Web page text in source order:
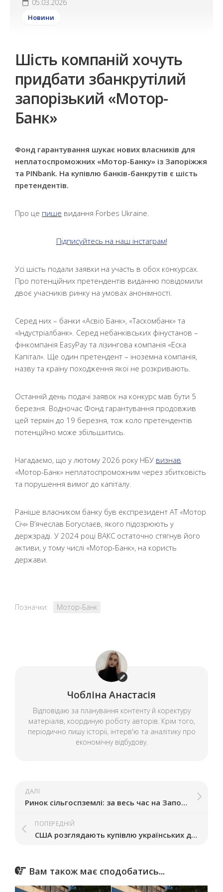
05.03.2026
Новини
Шість компаній хочуть
придбати збанкрутілий
запорізький «Мотор-
Банк»
Фонд гарантування шукає нових власників для
неплатоспроможних «Мотор-Банку» із Запоріжжя
та PINbank. На купівлю банків-банкрутів є шість
претендентів.
Про це пише видання Forbes Ukraine.
Підписуйтесь на наш інстаграм!
Усі шість подали заявки на участь в обох конкурсах.
Про потенційних претендентів виданню повідомили
двоє учасників ринку на умовах анонімності.
Серед них – банки «Асвіо Банк», «Таскомбанк» та
«Індустріалбанк». Серед небанківських фінустанов –
фінкомпанія EasyPay та лізингова компанія «Еска
Капітал». Ще один претендент – іноземна компанія,
назву та країну походження якої не розкривають.
Останній день подачі заявок на конкурс мав бути 5
березня. Водночас Фонд гарантування продовжив
цей термін до 19 березня, тож коло претендентів
потенційно може збільшитись.
Нагадаємо, що у лютому 2026 року НБУ визнав
«Мотор-Банк» неплатоспроможним через збитковість
та порушення вимог до капіталу.
Раніше власником банку був експрезидент АТ «Мотор
Січ» В’ячеслав Богуслаєв, якого підозрюють у
держзраді. У 2024 році ВАКС остаточно стягнув його
активи, у тому числі «Мотор-Банк», на користь
держави.
Позначки: Мотор-Банк
Чобліна Анастасія
Відповідаю за планування контенту й коректуру
матеріалів, координую роботу авторів. Крім того,
періодично пишу історії, інтерв'ю та аналітику про
економічну відбудову.
ДАЛІ
Ринок сільгоспземлі: за весь час на Запоріжжі уклали 2,4 тисячі угод на продаж
ПОПЕРЕДНІЙ
США розглядають купівлю українських дронів-перехоплювачів, зокрема від «Генерал Черешні»
Вам також має сподобатись...